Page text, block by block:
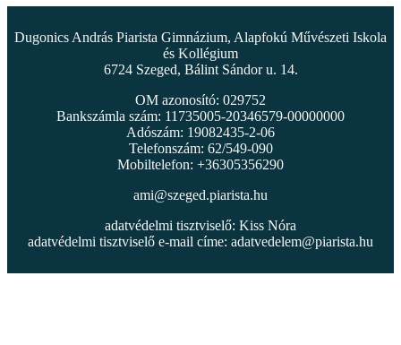
Dugonics András Piarista Gimnázium, Alapfokú Művészeti Iskola
és Kollégium
6724 Szeged, Bálint Sándor u. 14.
OM azonosító: 029752
Bankszámla szám: 11735005-20346579-00000000
Adószám: 19082435-2-06
Telefonszám: 62/549-090
Mobiltelefon: +36305356290
ami@szeged.piarista.hu
adatvédelmi tisztviselő: Kiss Nóra
adatvédelmi tisztviselő e-mail címe: adatvedelem@piarista.hu